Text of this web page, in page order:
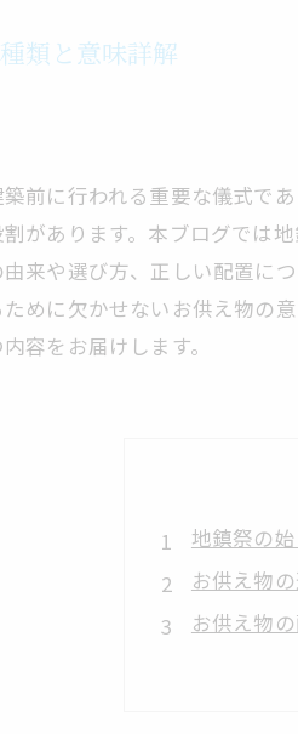
類と意味詳解
前に行われる重要な儀式で
があります。本ブログでは
来や選び方、正しい配置に
めに欠かせないお供え物の
容をお届けします。
地鎮祭の
お供え物
お供え物
お供え物